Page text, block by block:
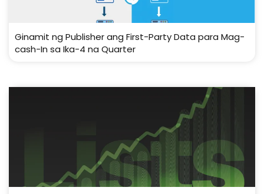
Ginamit ng Publisher ang First-Party Data para Mag-
cash-In sa Ika-4 na Quarter